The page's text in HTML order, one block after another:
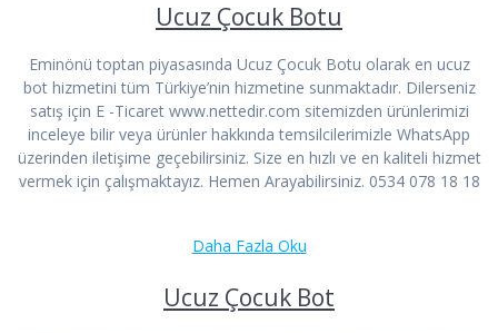
Ucuz Çocuk Botu
Eminönü toptan piyasasında Ucuz Çocuk Botu olarak en ucuz
bot hizmetini tüm Türkiye’nin hizmetine sunmaktadır. Dilerseniz
satış için E -Ticaret www.nettedir.com sitemizden ürünlerimizi
inceleye bilir veya ürünler hakkında temsilcilerimizle WhatsApp
üzerinden iletişime geçebilirsiniz. Size en hızlı ve en kaliteli hizmet
vermek için çalışmaktayız. Hemen Arayabilirsiniz. 0534 078 18 18
Daha Fazla Oku
Ucuz Çocuk Bot